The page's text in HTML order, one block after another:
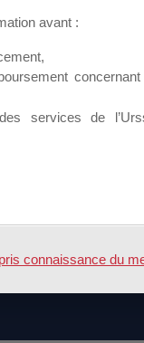
avant :
services de
connaissance du